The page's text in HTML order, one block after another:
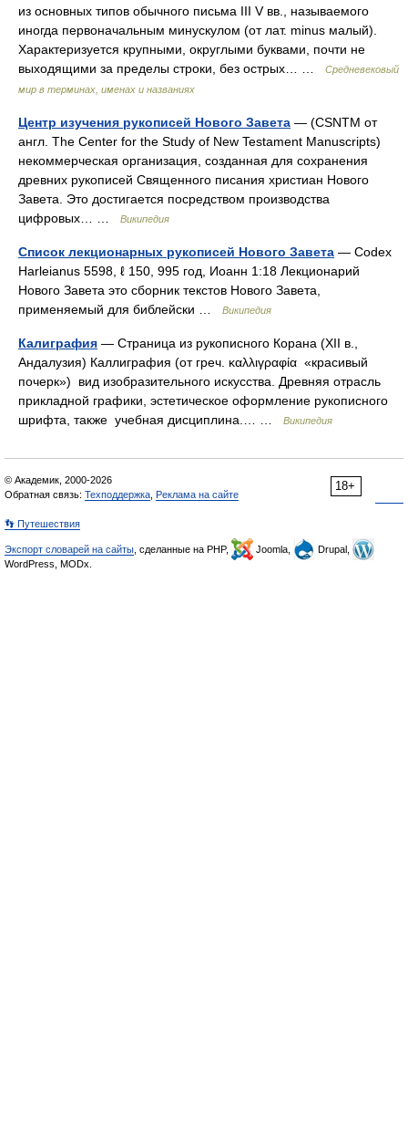
из основных типов обычного письма III V вв., называемого
иногда первоначальным минускулом (от лат. minus малый).
Характеризуется крупными, округлыми буквами, почти не
выходящими за пределы строки, без острых… …
Средневековый
мир в терминах, именах и названиях
Центр изучения рукописей Нового Завета — (CSNTM от
англ. The Center for the Study of New Testament Manuscripts)
некоммерческая организация, созданная для сохранения
древних рукописей Священного писания христиан Нового
Завета. Это достигается посредством производства
цифровых… …
Википедия
Список лекционарных рукописей Нового Завета — Codex
Harleianus 5598, ℓ 150, 995 год, Иоанн 1:18 Лекционарий
Нового Завета это сборник текстов Нового Завета,
применяемый для библейски …
Википедия
Калиграфия — Страница из рукописного Корана (XII в.,
Андалузия) Каллиграфия (от греч. καλλιγραφία «красивый
почерк») вид изобразительного искусства. Древняя отрасль
прикладной графики, эстетическое оформление рукописного
шрифта, также учебная дисциплина.… …
Википедия
18+
© Академик, 2000-2026
Обратная связь: Техподдержка Реклама на сайте
👣 Путешествия
Экспорт словарей на сайты , сделанные на PHP, Joomla,
Drupal,
WordPress, MODx.